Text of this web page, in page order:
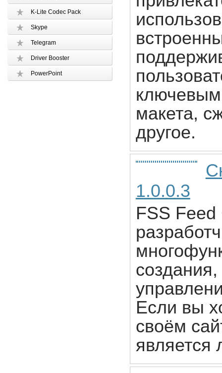
K-Lite Codec Pack
Skype
Telegram
Driver Booster
PowerPoint
ключевым
макета,
другое.
1.0.0.3
FSS
Если вы
своём